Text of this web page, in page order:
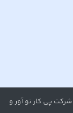
پی کار نو آور و